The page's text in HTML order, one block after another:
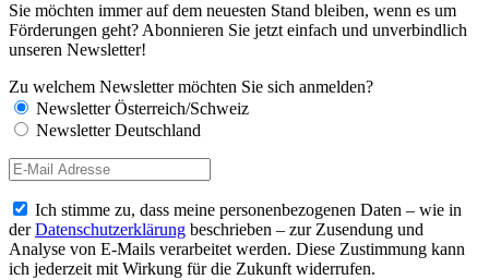
Sie möchten immer auf dem neuesten Stand bleiben, wenn es um
Förderungen geht? Abonnieren Sie jetzt einfach und unverbindlich
unseren Newsletter!
Zu welchem Newsletter möchten Sie sich anmelden?
Newsletter Österreich/Schweiz
Newsletter Deutschland
Ich stimme zu, dass meine personenbezogenen Daten – wie in
derDatenschutzerklärung beschrieben – zur Zusendung und
Analyse von E-Mails verarbeitet werden. Diese Zustimmung kann
ich jederzeit mit Wirkung für die Zukunft widerrufen.